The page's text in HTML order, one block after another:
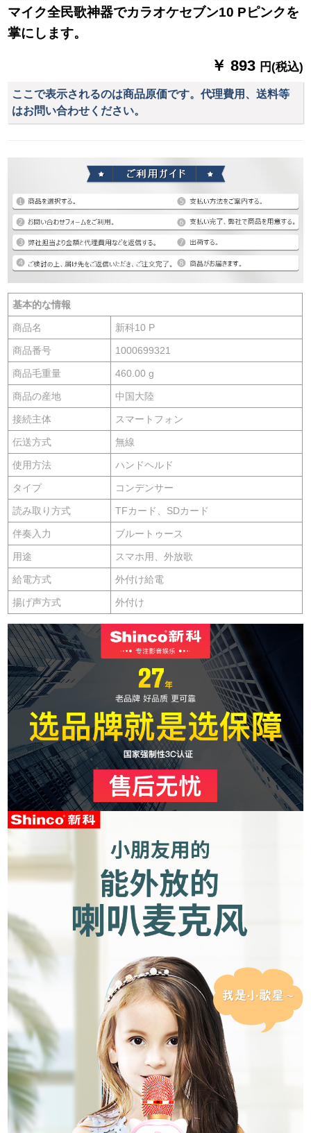
マイク全民歌神器でカラオケセブン10 Pピンクを
掌にします。
￥ 893 円(税込)
ここで表示されるのは商品原価です。代理費用、送料等
はお問い合わせください。
基本的な情報
商品名 新科10 P
商品番号 1000699321
商品毛重量 460.00 g
商品の産地 中国大陸
接続主体 スマートフォン
伝送方式 無線
使用方法 ハンドヘルド
タイプ コンデンサー
読み取り方式 TFカード、SDカード
伴奏入力 ブルートゥース
用途 スマホ用、外放歌
給電方式 外付け給電
揚げ声方式 外付け